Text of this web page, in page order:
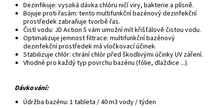
Dezinfikuje: vysoká dávka chlóru ničí viry, bakterie a plísně.
Bojuje proti řasám: tento multifunkční bazénový dezinfekční
prostředek zabraňuje tvorbě řas.
Čistí vodu: JD Action 5 vám umožní mít křišťálově čistou vodu.
Optimalizuje jemnost filtrace: multifunkční bazénový
dezinfekční prostředek má vločkovací účinek.
Stabilizuje chlór: chrání chlór před škodlivými účinky UV záření.
Vhodné pro každý typ povrchu bazénu (fólie, dlaždice ...).
Dávkování:
Údržba bazénu: 1 tableta / 40 m3 vody / týden